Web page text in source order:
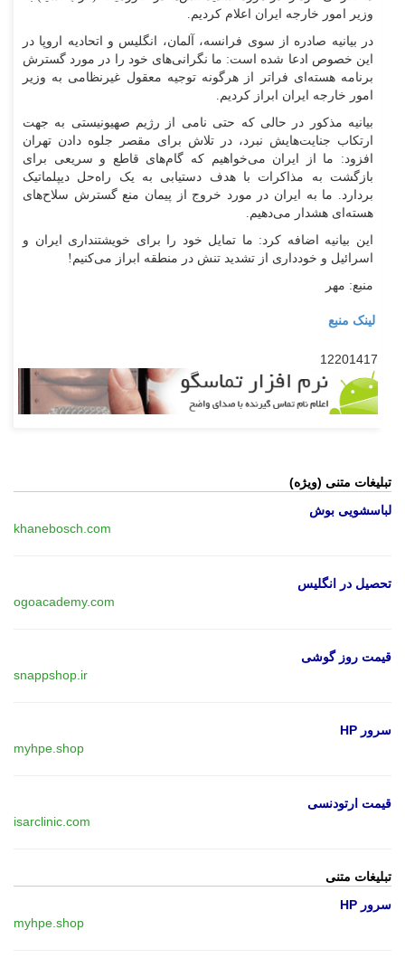
وزیر امور خارجه ایران اعلام کردیم.
در بیانیه صادره از سوی فرانسه، آلمان، انگلیس و اتحادیه اروپا در
این خصوص ادعا شده است: ما نگرانی‌های خود را در مورد گسترش
برنامه هسته‌ای فراتر از هرگونه توجیه معقول غیرنظامی به وزیر
امور خارجه ایران ابراز کردیم.
بیانیه مذکور در حالی که حتی نامی از رژیم صهیونیستی به جهت
ارتکاب جنایت‌هایش نبرد، در تلاش برای مقصر جلوه دادن تهران
افزود: ما از ایران می‌خواهیم که گام‌های قاطع و سریعی برای
بازگشت به مذاکرات با هدف دستیابی به یک راه‌حل دیپلماتیک
بردارد. ما به ایران در مورد خروج از پیمان منع گسترش سلاح‌های
هسته‌ای هشدار می‌دهیم.
این بیانیه اضافه کرد: ما تمایل خود را برای خویشتنداری ایران و
اسرائیل و خودداری از تشدید تنش در منطقه ابراز می‌کنیم!
منبع: مهر
لینک منبع
12201417
تبلیغات متنی (ویژه)
لباسشویی بوش
khanebosch.com
تحصیل در انگلیس
ogoacademy.com
قیمت روز گوشی
snappshop.ir
سرور HP
myhpe.shop
قیمت ارتودنسی
isarclinic.com
تبلیغات متنی
سرور HP
myhpe.shop